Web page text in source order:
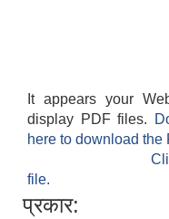
It appears your
display PDF files.
here to download the
file.
प्रकार: